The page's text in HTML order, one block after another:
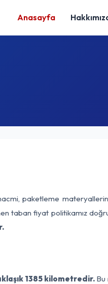
Anasayfa
paketleme
taban fiyat politikamız
1385 kilometredir. Bu